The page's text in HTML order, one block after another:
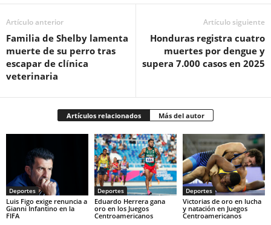
Artículo anterior
Familia de Shelby lamenta
muerte de su perro tras
escapar de clínica
veterinaria
Artículo siguiente
Honduras registra cuatro
muertes por dengue y
supera 7.000 casos en 2025
Artículos relacionados Más del autor
Deportes
Luis Figo exige renuncia a
Gianni Infantino en la
FIFA
Deportes
Eduardo Herrera gana
oro en los Juegos
Centroamericanos
Deportes
Victorias de oro en lucha
y natación en Juegos
Centroamericanos